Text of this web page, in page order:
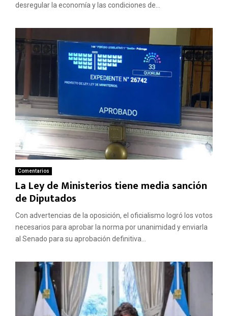
desregular la economía y las condiciones de...
Comentarios
La Ley de Ministerios tiene media sanción
de Diputados
Con advertencias de la oposición, el oficialismo logró los votos
necesarios para aprobar la norma por unanimidad y enviarla
al Senado para su aprobación definitiva...